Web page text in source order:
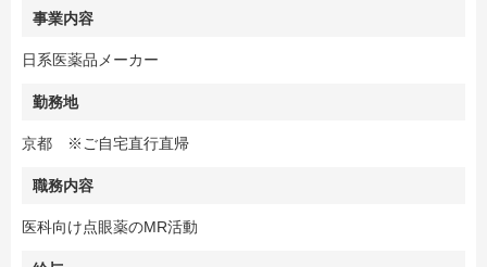
事業内容
日系医薬品メーカー
勤務地
京都 ※ご自宅直行直帰
職務内容
医科向け点眼薬のMR活動